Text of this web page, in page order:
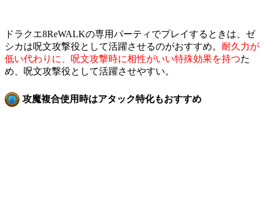
ドラクエ8ReWALKの専用パーティでプレイするときは、ゼ
シカは呪文攻撃役として活躍させるのがおすすめ。 耐久力が
低い代わりに、呪文攻撃時に相性がいい特殊効果を持つた
め、呪文攻撃役として活躍させやすい。
攻魔複合使用時はアタック特化もおすすめ